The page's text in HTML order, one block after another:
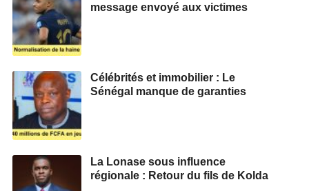
message envoyé aux victimes
Célébrités et immobilier : Le
Sénégal manque de garanties
La Lonase sous influence
régionale : Retour du fils de Kolda